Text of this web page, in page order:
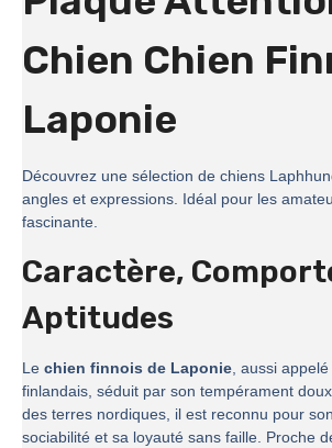
Chien Chien
Laponie
Découvrez une sélection de chiens
angles et expressions. Idéal pour les
fascinante.
Caractère,
Aptitudes
Le chien finnois de Laponie, aussi
finlandais, séduit par son tempérament
des terres nordiques, il est reconnu pour
sociabilité et sa loyauté sans faille. Proche